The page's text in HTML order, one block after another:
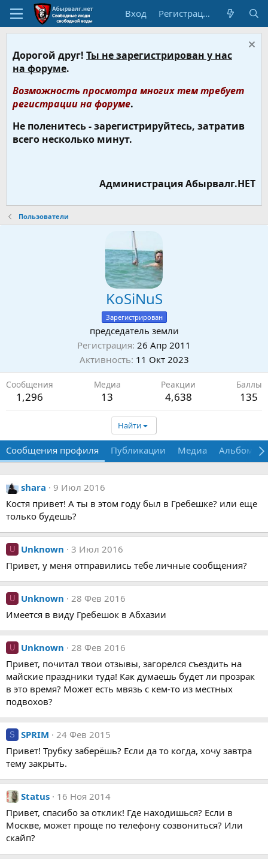
Вход Регистрация
Дорогой друг! Ты не зарегистрирован у нас
на форуме.
Возможность просмотра многих тем требует
регистрации на форуме.
Не поленитесь - зарегистрируйтесь, затратив
всего несколько минут.
Администрация Абырвалг.НЕТ
Пользователи
KoSiNuS
Зарегистрирован
председатель земли
Регистрация 26 Апр 2011
Активность 11 Окт 2023
Сообщения
1,296
Медиа
13
Реакции
4,638
Баллы
135
Найти
Сообщения профиля Публикации Медиа Альбомы
shara
9 Июл 2016
Костя привет! А ты в этом году был в Гребешке? или еще
только будешь?
U Unknown
3 Июл 2016
Привет, у меня отправились тебе личные сообщения?
U Unknown
28 Фев 2016
Имеется в виду Гребешок в Абхазии
U Unknown
28 Фев 2016
Привет, почитал твои отзывы, загорелся съездить на
майские праздники туда! Как думаешь будет ли прозрак
в это время? Может есть мвязь с кем-то из местных
подвохов?
S SPRIM
24 Фев 2015
Привет! Трубку заберёшь? Если да то когда, хочу завтра
тему закрыть.
Status
16 Ноя 2014
Привет, спасибо за отклик! Где находишься? Если в
Москве, может проще по телефону созвониться? Или
скайп?